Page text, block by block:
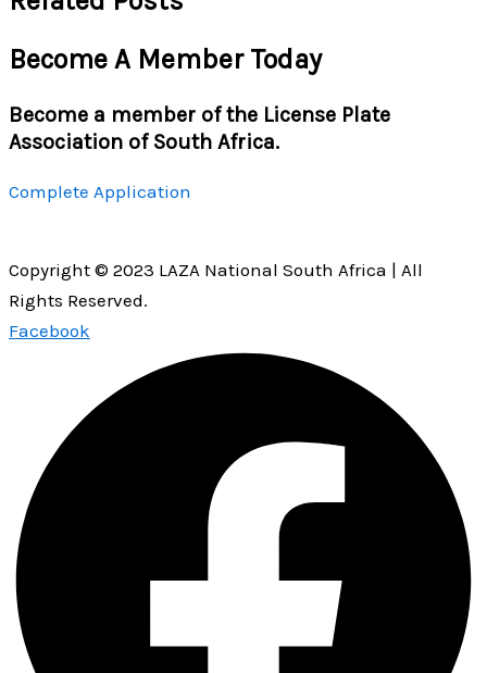
Become A Member Today
Become a member of the License Plate
Association of South Africa.
Complete Application
Copyright © 2023 LAZA National South Africa | All
Rights Reserved.
Facebook